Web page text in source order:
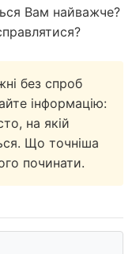
Вам найважче?
без спроб
інформацію:
на якій
Що точніша
починати.